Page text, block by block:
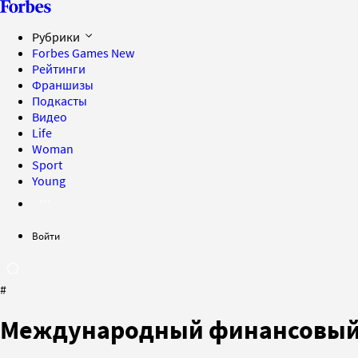
Рубрики
Forbes Games New
Рейтинги
Франшизы
Подкасты
Видео
Life
Woman
Sport
Young
Войти
#
Международный